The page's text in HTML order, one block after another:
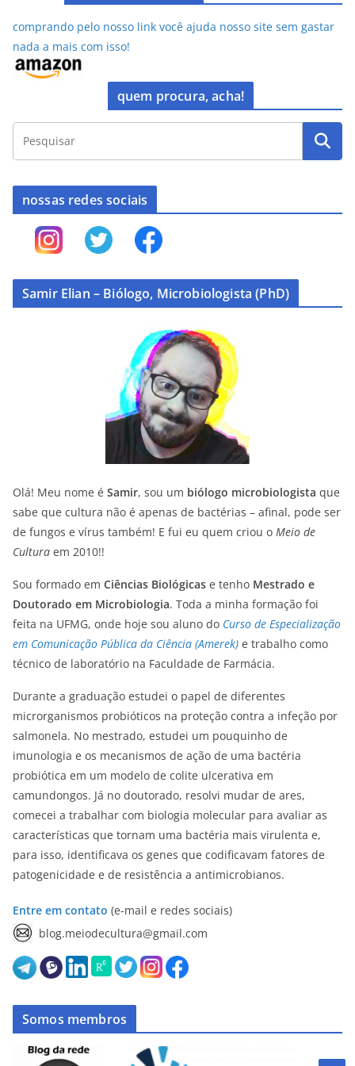
comprando pelo nosso link você ajuda nosso site sem gastar
nada a mais com isso!
quem procura, acha!
nossas redes sociais
Samir Elian – Biólogo, Microbiologista (PhD)
Olá! Meu nome é Samir, sou um biólogo microbiologista que
sabe que cultura não é apenas de bactérias – afinal, pode ser
de fungos e vírus também! E fui eu quem criou o Meio de
Cultura em 2010!!
Sou formado em Ciências Biológicas e tenho Mestrado e
Doutorado em Microbiologia. Toda a minha formação foi
feita na UFMG, onde hoje sou aluno do Curso de Especialização
em Comunicação Pública da Ciência (Amerek) e trabalho como
técnico de laboratório na Faculdade de Farmácia.
Durante a graduação estudei o papel de diferentes
microrganismos probióticos na proteção contra a infeção por
salmonela. No mestrado, estudei um pouquinho de
imunologia e os mecanismos de ação de uma bactéria
probiótica em um modelo de colite ulcerativa em
camundongos. Já no doutorado, resolvi mudar de ares,
comecei a trabalhar com biologia molecular para avaliar as
características que tornam uma bactéria mais virulenta e,
para isso, identificava os genes que codificavam fatores de
patogenicidade e de resistência a antimicrobianos.
Entre em contato (e-mail e redes sociais)
blog.meiodecultura@gmail.com
Somos membros